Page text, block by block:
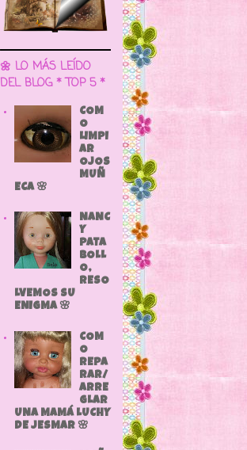
🌼 LO MÁS LEÍDO
DEL BLOG * TOP 5 *
COM
O
LIMPI
AR
OJOS
MUÑ
ECA 🌸
NANC
Y
PATA
BOLL
O,
RESO
LVEMOS SU
ENIGMA 🌸
COM
O
REPA
RAR/
ARRE
GLAR
UNA MAMÁ LUCHY
DE JESMAR 🌸